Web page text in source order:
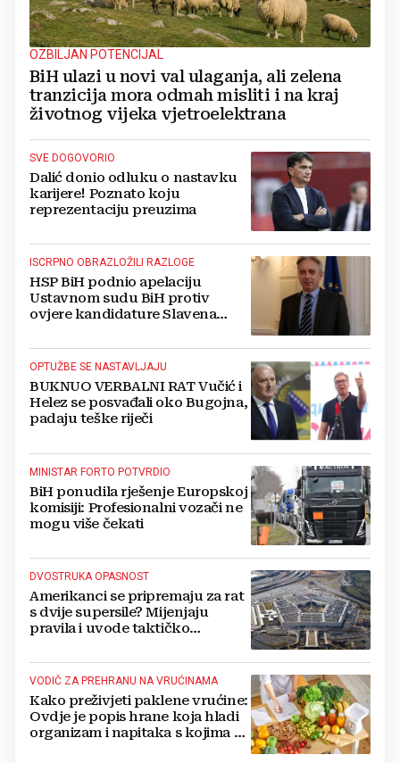
OZBILJAN POTENCIJAL
BiH ulazi u novi val ulaganja, ali zelena
tranzicija mora odmah misliti i na kraj
životnog vijeka vjetroelektrana
SVE DOGOVORIO
Dalić donio odluku o nastavku
karijere! Poznato koju
reprezentaciju preuzima
ISCRPNO OBRAZLOŽILI RAZLOGE
HSP BiH podnio apelaciju
Ustavnom sudu BiH protiv
ovjere kandidature Slavena
OPTUŽBE SE NASTAVLJAJU
BUKNUO VERBALNI RAT Vučić i
Helez se posvađali oko Bugojna,
padaju teške riječi
MINISTAR FORTO POTVRDIO
BiH ponudila rješenje Europskoj
komisiji: Profesionalni vozači ne
mogu više čekati
DVOSTRUKA OPASNOST
Amerikanci se pripremaju za rat
s dvije supersile? Mijenjaju
pravila i uvode taktičko
VODIČ ZA PREHRANU NA VRUĆINAMA
Kako preživjeti paklene vrućine:
Ovdje je popis hrane koja hladi
organizam i napitaka s kojima si